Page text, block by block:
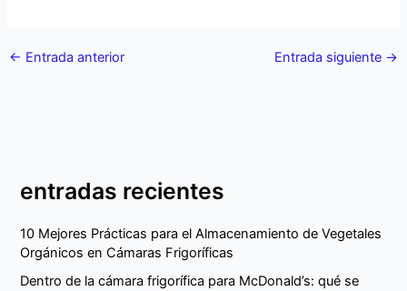
← Entrada anterior Entrada siguiente →
entradas recientes
10 Mejores Prácticas para el Almacenamiento de Vegetales
Orgánicos en Cámaras Frigoríficas
Dentro de la cámara frigorífica para McDonald’s: qué se